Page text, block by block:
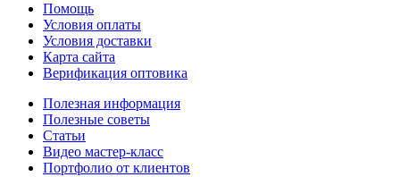
Помощь
Условия оплаты
Условия доставки
Карта сайта
Верификация оптовика
Полезная информация
Полезные советы
Статьи
Видео мастер-класс
Портфолио от клиентов